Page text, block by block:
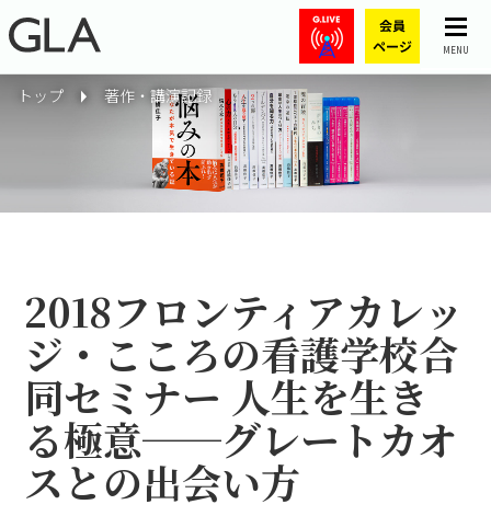
MENU
トップ 著作・講演記録
2018フロンティアカレッ
ジ・こころの看護学校合
同セミナー 人生を生き
る極意──グレートカオ
スとの出会い方